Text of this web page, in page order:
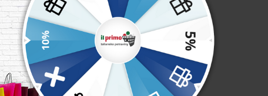
prvý nákup
Odoberajte naše novinky a získajte
exkluzívnu zľavu 8 % na svoj prvý nákup u
nás.
Objavte chuť pravej Talianskej tradície